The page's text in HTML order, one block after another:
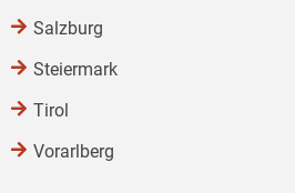
Salzburg
Steiermark
Tirol
Vorarlberg